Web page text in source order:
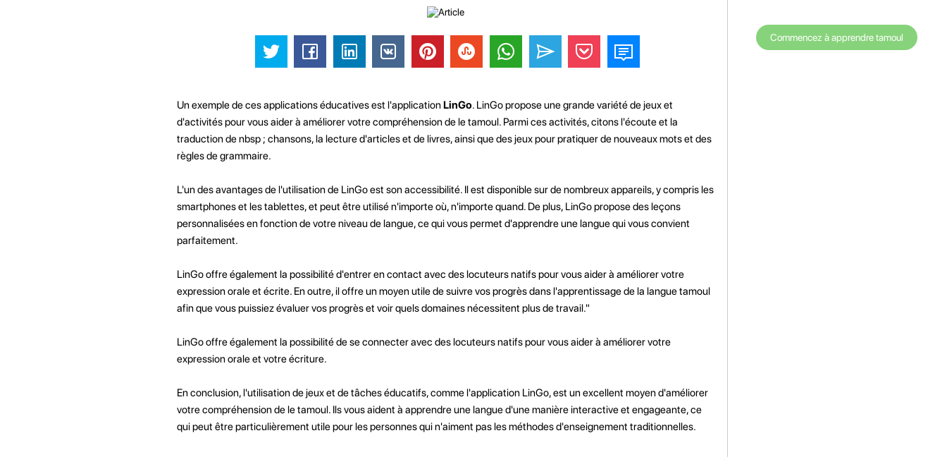
Un exemple de ces applications éducatives est l'applicationLinGo. LinGo propose une grande variété de jeux et
d'activités pour vous aider à améliorer votre compréhension de le tamoul. Parmi ces activités, citons l'écoute et la
traduction de nbsp ; chansons, la lecture d'articles et de livres, ainsi que des jeux pour pratiquer de nouveaux mots et des
règles de grammaire.
L'un des avantages de l'utilisation de LinGo est son accessibilité. Il est disponible sur de nombreux appareils, y compris les
smartphones et les tablettes, et peut être utilisé n'importe où, n'importe quand. De plus, LinGo propose des leçons
personnalisées en fonction de votre niveau de langue, ce qui vous permet d'apprendre une langue qui vous convient
parfaitement.
LinGo offre également la possibilité d'entrer en contact avec des locuteurs natifs pour vous aider à améliorer votre
expression orale et écrite. En outre, il offre un moyen utile de suivre vos progrès dans l'apprentissage de la langue tamoul
afin que vous puissiez évaluer vos progrès et voir quels domaines nécessitent plus de travail."
LinGo offre également la possibilité de se connecter avec des locuteurs natifs pour vous aider à améliorer votre
expression orale et votre écriture.
En conclusion, l'utilisation de jeux et de tâches éducatifs, comme l'application LinGo, est un excellent moyen d'améliorer
votre compréhension de le tamoul. Ils vous aident à apprendre une langue d'une manière interactive et engageante, ce
qui peut être particulièrement utile pour les personnes qui n'aiment pas les méthodes d'enseignement traditionnelles.
Commencez à apprendre tamoul